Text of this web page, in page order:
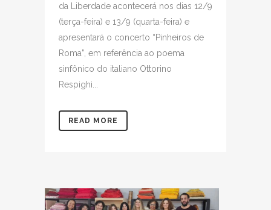
da Liberdade acontecerá nos dias 12/9
(terça-feira) e 13/9 (quarta-feira) e
apresentará o concerto “Pinheiros de
Roma”, em referência ao poema
sinfônico do italiano Ottorino
Respighi...
READ MORE